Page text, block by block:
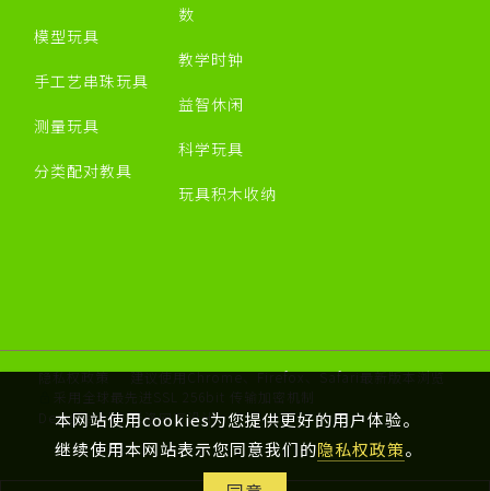
本网站使用cookies为您提供更好的用户体验。
继续使用本网站表示您同意我们的隐私权政策。
模型玩具
手工艺串珠玩具
测量玩具
分类配对教具
数
教学时钟
益智休闲
科学玩具
玩具积木收纳
隐私权政策
建议使用Chrome、Firefox、Safari最新版本浏览
采用全球最先进SSL 256bit 传输加密机制
Designed by 米洛网页设计